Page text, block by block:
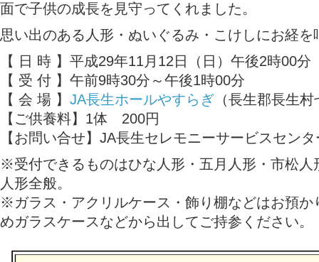
面で子供の成長を見守ってくれました。
思い出のある人形・ぬいぐるみ・こけしにお経
【 日 時 】平成29年11月12日（日）午後2時00分
【 受 付 】午前9時30分～午後1時00分
【 会 場 】 JA長生ホールやすらぎ （長生郡長生
【ご供養料】1体 200円
【お問い合せ】JA長生セレモニーサービスセン
※受付できるものはひな人形・五月人形・市松人
人形全般。
※ガラス・アクリルケース・飾り棚などはお預か
めガラスケースなどから出してご持参ください。